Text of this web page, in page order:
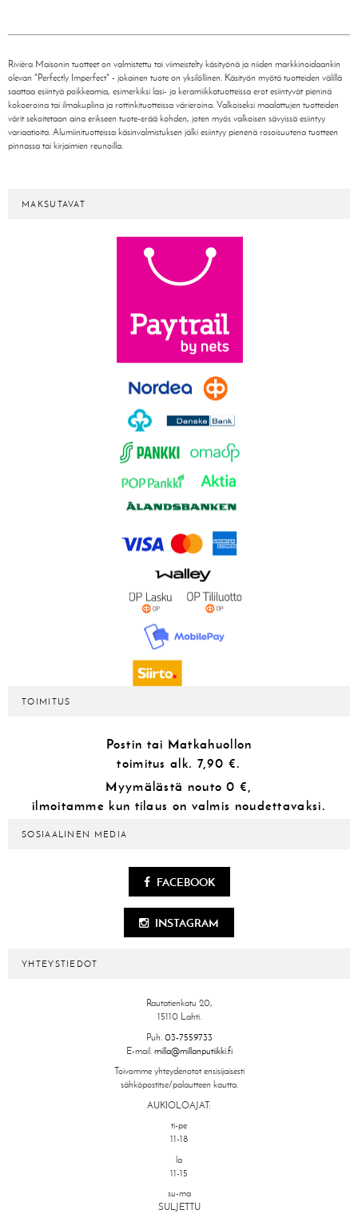
Rivièra Maisonin tuotteet on valmistettu tai viimeistelty käsityönä ja niiden markkinoidaankin
olevan "Perfectly Imperfect" - jokainen tuote on yksilöllinen. Käsityön myötä tuotteiden välillä
saattaa esiintyä poikkeamia, esimerkiksi lasi- ja keramiikkatuotteissa erot esiintyvät pieninä
kokoeroina tai ilmakuplina ja rottinkituotteissa värieroina. Valkoiseksi maalattujen tuotteiden
värit sekoitetaan aina erikseen tuote-erää kohden, joten myös valkoisen sävyissä esiintyy
variaatioita. Alumiinituotteissa käsinvalmistuksen jälki esiintyy pienenä rosoisuutena tuotteen
pinnassa tai kirjaimien reunoilla.
MAKSUTAVAT
TOIMITUS
Postin tai Matkahuollon
toimitus alk. 7,90 €.
Myymälästä nouto 0 €,
ilmoitamme kun tilaus on valmis noudettavaksi.
SOSIAALINEN MEDIA
FACEBOOK
INSTAGRAM
YHTEYSTIEDOT
Rautatienkatu 20,
15110 Lahti.
Puh. 03-7559733
E-mail. milla@millanputiikki.fi
Toivomme yhteydenotot ensisijaisesti
sähköpostitse/palautteen kautta.
AUKIOLOAJAT:
ti-pe
11-18
la
11-15
su-ma
SULJETTU